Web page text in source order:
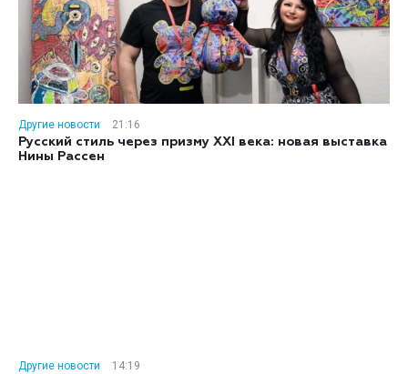
Другие новости
21:16
Русский стиль через призму XXI века: новая выставка
Нины Рассен
Другие новости
14:19